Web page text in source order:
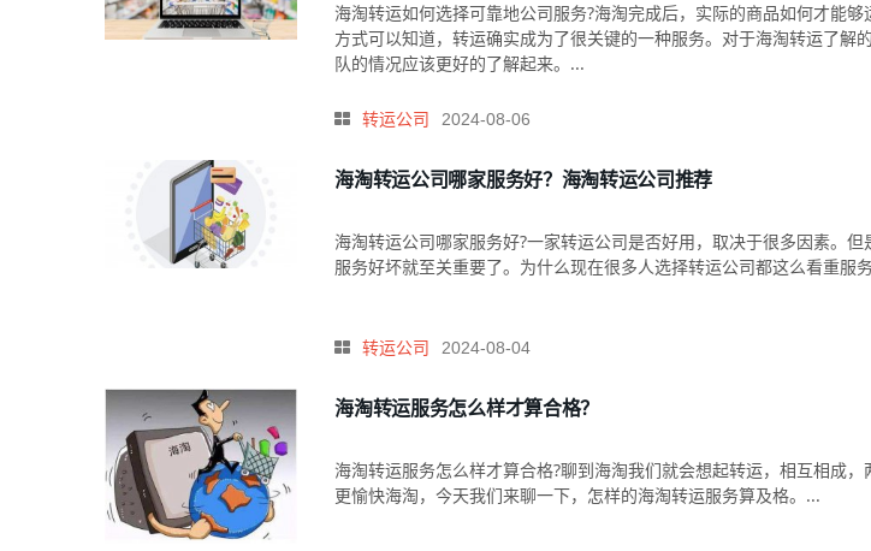
海淘转运如何选择可靠地公司服务?海淘完成后，实际的商品如何才能
方式可以知道，转运确实成为了很关键的一种服务。对于海淘转运了解
队的情况应该更好的了解起来。...
转运公司 2024-08-06
海淘转运公司哪家服务好？海淘转运公司推荐
海淘转运公司哪家服务好?一家转运公司是否好用，取决于很多因素。
服务好坏就至关重要了。为什么现在很多人选择转运公司都这么看重服
转运公司 2024-08-04
海淘转运服务怎么样才算合格？
海淘转运服务怎么样才算合格?聊到海淘我们就会想起转运，相互相成
更愉快海淘，今天我们来聊一下，怎样的海淘转运服务算及格。...